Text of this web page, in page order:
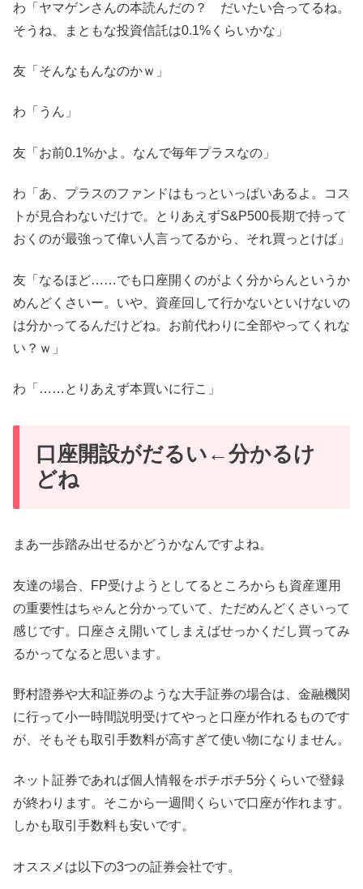
わ「ヤマゲンさんの本読んだの？ だいたい合ってるね。
そうね、まともな投資信託は0.1%くらいかな」
友「そんなもんなのかｗ」
わ「うん」
友「お前0.1%かよ。なんで毎年プラスなの」
わ「あ、プラスのファンドはもっといっぱいあるよ。コス
トが見合わないだけで。とりあえずS&P500長期で持って
おくのが最強って偉い人言ってるから、それ買っとけば」
友「なるほど……でも口座開くのがよく分からんというか
めんどくさいー。いや、資産回して行かないといけないの
は分かってるんだけどね。お前代わりに全部やってくれな
い？ｗ」
わ「……とりあえず本買いに行こ」
口座開設がだるい←分かるけ
どね
まあ一歩踏み出せるかどうかなんですよね。
友達の場合、FP受けようとしてるところからも資産運用
の重要性はちゃんと分かっていて、ただめんどくさいって
感じです。口座さえ開いてしまえばせっかくだし買ってみ
るかってなると思います。
野村證券や大和証券のような大手証券の場合は、金融機関
に行って小一時間説明受けてやっと口座が作れるものです
が、そもそも取引手数料が高すぎて使い物になりません。
ネット証券であれば個人情報をポチポチ5分くらいで登録
が終わります。そこから一週間くらいで口座が作れます。
しかも取引手数料も安いです。
オススメは以下の3つの証券会社です。